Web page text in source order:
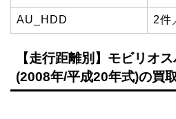
AU_HDD 2件
【走行距離別】モビリオ
(2008年/平成20年式)の買